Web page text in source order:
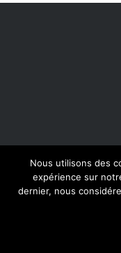
Nous utilisons des
expérience sur
dernier, nous